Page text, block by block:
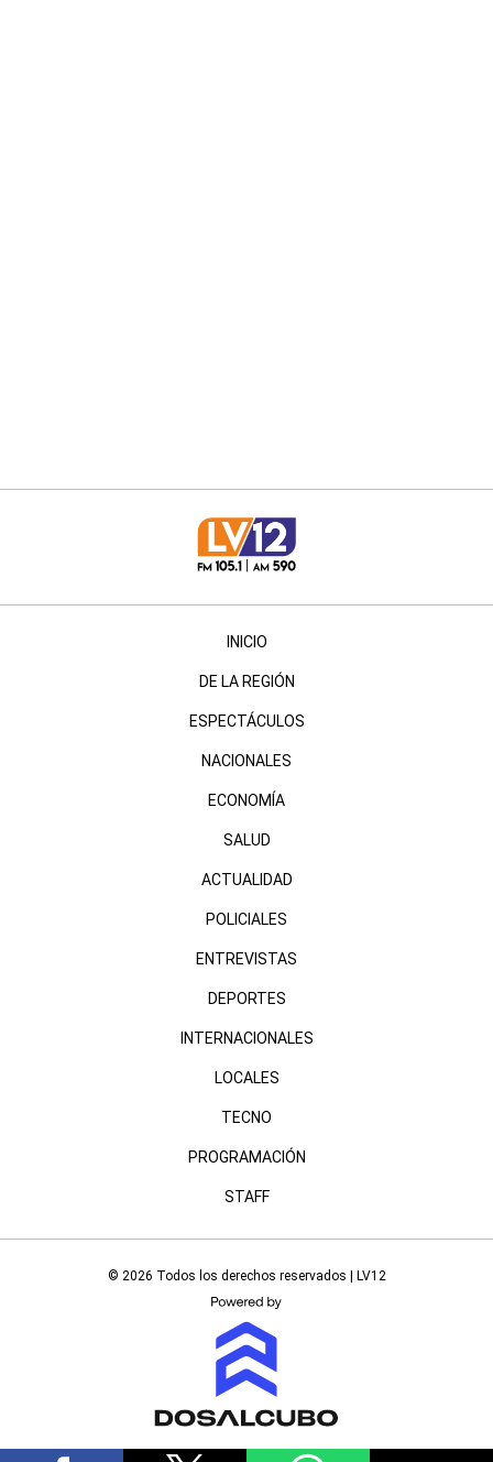
INICIO
DE LA REGIÓN
ESPECTÁCULOS
NACIONALES
ECONOMÍA
SALUD
ACTUALIDAD
POLICIALES
ENTREVISTAS
DEPORTES
INTERNACIONALES
LOCALES
TECNO
PROGRAMACIÓN
STAFF
© 2026 Todos los derechos reservados | LV12